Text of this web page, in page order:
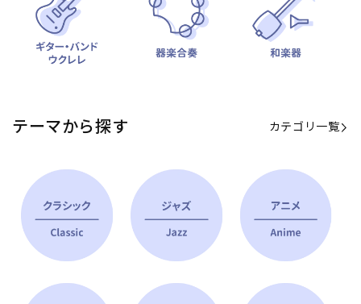
テーマから探す カテゴリ一覧